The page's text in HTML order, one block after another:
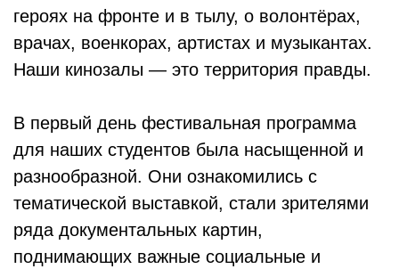
героях на фронте и в тылу, о волонтёрах,
врачах, военкорах, артистах и музыкантах.
Наши кинозалы — это территория правды.
В первый день фестивальная программа
для наших студентов была насыщенной и
разнообразной. Они ознакомились с
тематической выставкой, стали зрителями
ряда документальных картин,
поднимающих важные социальные и